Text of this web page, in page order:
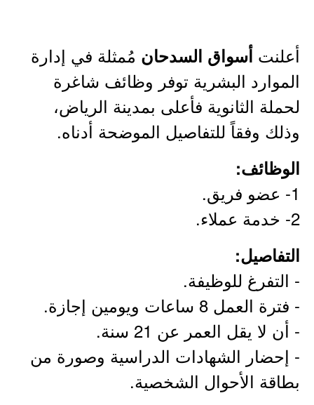
أعلنت أسواق السدحان مُمثلة في إدارة
الموارد البشرية توفر وظائف شاغرة
لحملة الثانوية فأعلى بمدينة الرياض،
وذلك وفقاً للتفاصيل الموضحة أدناه.
الوظائف:
1- عضو فريق.
2- خدمة عملاء.
التفاصيل:
- التفرغ للوظيفة.
- فترة العمل 8 ساعات ويومين إجازة.
- أن لا يقل العمر عن 21 سنة.
- إحضار الشهادات الدراسية وصورة من
بطاقة الأحوال الشخصية.